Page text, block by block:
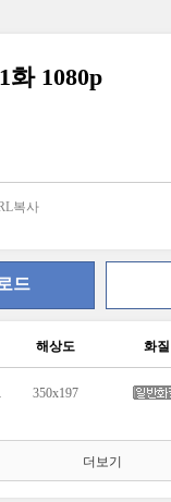
화 1080p
복사
드
해상도 화질
350x197
더보기